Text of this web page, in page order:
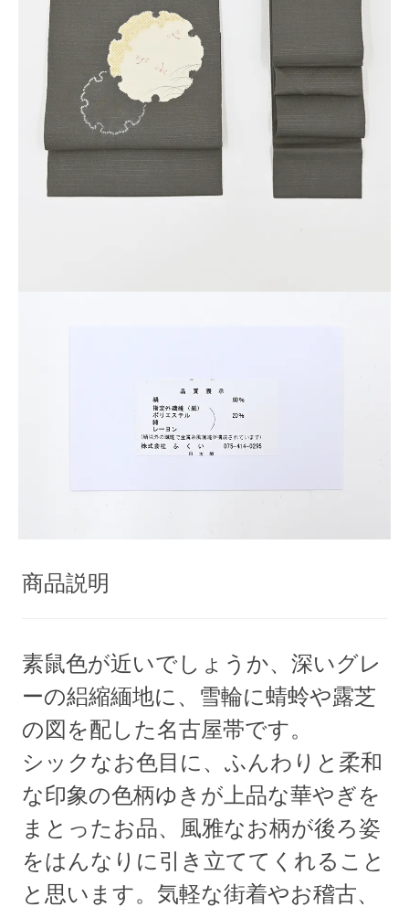
商品説明
素鼠色が近いでしょうか、深いグレ
ーの絽縮緬地に、雪輪に蜻蛉や露芝
の図を配した名古屋帯です。
シックなお色目に、ふんわりと柔和
な印象の色柄ゆきが上品な華やぎを
まとったお品、風雅なお柄が後ろ姿
をはんなりに引き立ててくれること
と思います。気軽な街着やお稽古、